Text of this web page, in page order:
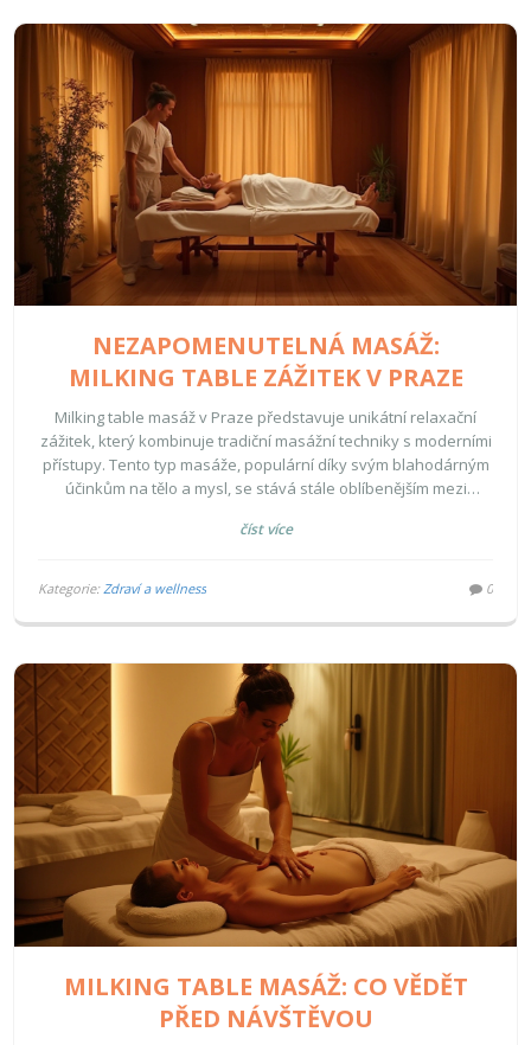
NEZAPOMENUTELNÁ MASÁŽ:
MILKING TABLE ZÁŽITEK V PRAZE
Milking table masáž v Praze představuje unikátní relaxační
zážitek, který kombinuje tradiční masážní techniky s moderními
přístupy. Tento typ masáže, populární díky svým blahodárným
účinkům na tělo a mysl, se stává stále oblíbenějším mezi
výhody vám může přinést, co očekávat během návštěvy a kde
Připravte se na objevování světa relaxace, kde se stres
číst více
Kategorie:Zdraví a wellness 0
MILKING TABLE MASÁŽ: CO VĚDĚT
PŘED NÁVŠTĚVOU